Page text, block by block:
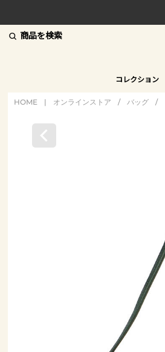
商品を検索
コレクション
HOME | オンラインストア / バッグ /